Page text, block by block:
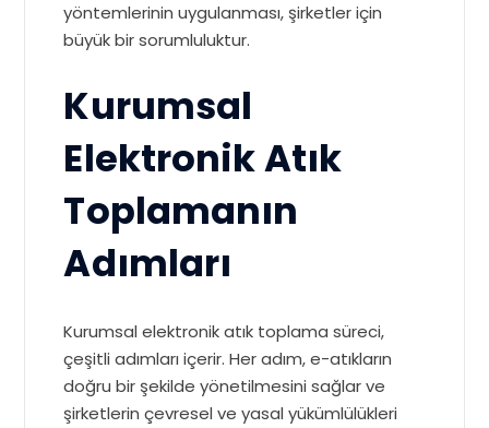
yöntemlerinin uygulanması, şirketler için
büyük bir sorumluluktur.
Kurumsal
Elektronik Atık
Toplamanın
Adımları
Kurumsal elektronik atık toplama süreci,
çeşitli adımları içerir. Her adım, e-atıkların
doğru bir şekilde yönetilmesini sağlar ve
şirketlerin çevresel ve yasal yükümlülükleri